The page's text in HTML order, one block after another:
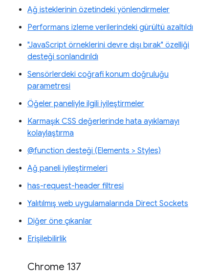
Ağ isteklerinin özetindeki yönlendirmeler
Performans izleme verilerindeki gürültü azaltıldı
"JavaScript örneklerini devre dışı bırak" özelliği
desteği sonlandırıldı
Sensörlerdeki coğrafi konum doğruluğu
parametresi
Öğeler paneliyle ilgili iyileştirmeler
Karmaşık CSS değerlerinde hata ayıklamayı
kolaylaştırma
@function desteği (Elements > Styles)
Ağ paneli iyileştirmeleri
has-request-header filtresi
Yalıtılmış web uygulamalarında Direct Sockets
Diğer öne çıkanlar
Erişilebilirlik
Chrome 137